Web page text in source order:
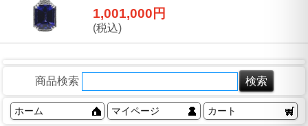
1,001,000円
(税込)
商品検索
ホーム マイページ カート